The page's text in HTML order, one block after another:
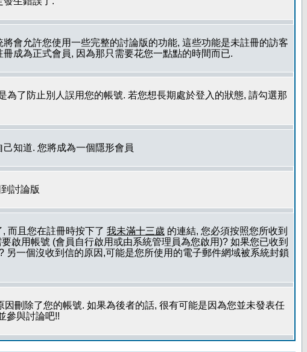
會允許您使用一些完整的討論版的功能, 這些功能是未註冊的訪客
成為正式會員, 因為那只需要花您一點點的時間而已.
了防止別人誤用您的帳號. 若您想長期處於登入的狀態, 請勾選那
知道. 您將成為一個隱形會員
討論版
而且您在註冊時按下了 我未滿十三歲 的連結, 您必須按照您所收到
啟用帳號 (會員自行啟用或由系統管理員為您啟用)? 如果您已收到
一個沒收到信的原因,可能是您所使用的電子郵件網域被系統封鎖
刪除了您的帳號. 如果為後者的話, 很有可能是因為您並未發表任
參與討論吧!!